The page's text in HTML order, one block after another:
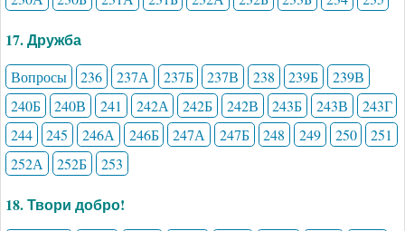
17. Дружба
Вопросы 236 237А 237Б 237В 238 239Б
239В
240Б
240В 241 242А 242Б 242В 243Б 243В
243Г
244
245 246А 246Б 247А 247Б 248 249 250
251
252А
252Б 253
18. Твори добро!